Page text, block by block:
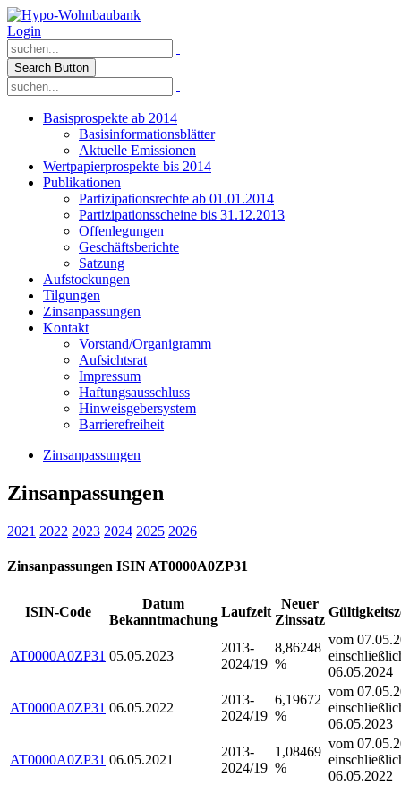
Login
Search Button
Basisprospekte ab 2014
Basisinformationsblätter
Aktuelle Emissionen
Wertpapierprospekte bis 2014
Publikationen
Partizipationsrechte ab 01.01.2014
Partizipationsscheine bis 31.12.2013
Offenlegungen
Geschäftsberichte
Satzung
Aufstockungen
Tilgungen
Zinsanpassungen
Kontakt
Vorstand/Organigramm
Aufsichtsrat
Impressum
Haftungsausschluss
Hinweisgebersystem
Barrierefreiheit
Zinsanpassungen
Zinsanpassungen
2021 2022 2023 2024 2025 2026
Zinsanpassungen ISIN AT0000A0ZP31
ISIN-Code
Datum
Bekanntmachung
Laufzeit
Neuer
Zinssatz
AT0000A0ZP31 05.05.2023
2013-
2024/19
8,86248
%
vom
06.05.2024
AT0000A0ZP31 06.05.2022
2013-
2024/19
6,19672
%
vom
06.05.2023
AT0000A0ZP31 06.05.2021
2013-
2024/19
1,08469
%
vom
06.05.2022